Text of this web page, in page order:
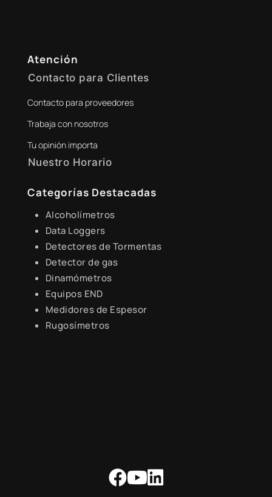
Atención
Contacto para Clientes
+51 941 525 454
digital@zamtsu.com
Contacto para proveedores
Trabaja con nosotros
Tu opinión importa
Nuestro Horario
Lunes a Viernes de 8:30 a.m. - 6:00 p.m.
Categorías Destacadas
Alcoholímetros
Data Loggers
Detectores de Tormentas
Detector de gas
Dinamómetros
Equipos END
Medidores de Espesor
Rugosímetros